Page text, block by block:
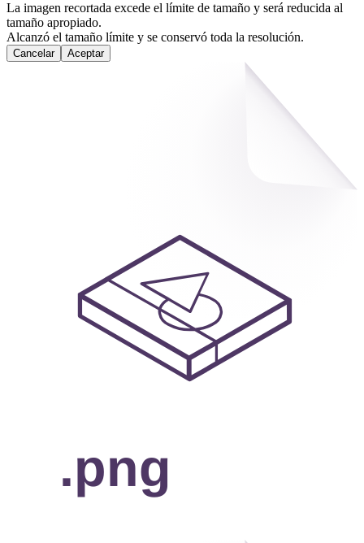
La imagen recortada excede el límite de tamaño y será reducida al
tamaño apropiado.
Alcanzó el tamaño límite y se conservó toda la resolución.
Cancelar Aceptar